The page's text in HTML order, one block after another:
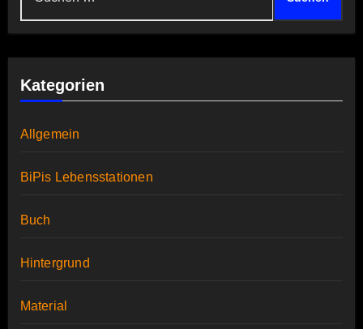
Kategorien
Allgemein
BiPis Lebensstationen
Buch
Hintergrund
Material